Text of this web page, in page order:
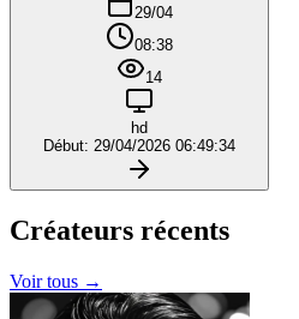
29/04
08:38
14
hd
Début: 29/04/2026 06:49:34
Créateurs récents
Voir tous →